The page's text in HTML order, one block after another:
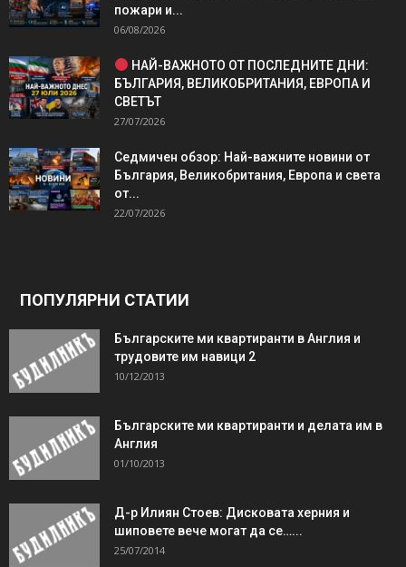
пожари и...
06/08/2026
НАЙ-ВАЖНОТО ОТ ПОСЛЕДНИТЕ ДНИ:
БЪЛГАРИЯ, ВЕЛИКОБРИТАНИЯ, ЕВРОПА И
СВЕТЪТ
27/07/2026
Седмичен обзор: Най-важните новини от
България, Великобритания, Европа и света
от...
22/07/2026
ПОПУЛЯРНИ СТАТИИ
Българските ми квартиранти в Англия и
трудовите им навици 2
10/12/2013
Българските ми квартиранти и делата им в
Англия
01/10/2013
Д-р Илиян Стоев: Дисковата херния и
шиповете вече могат да се…...
25/07/2014